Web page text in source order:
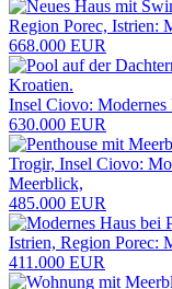
Region Porec, Istrien:
668.000 EUR
Insel Ciovo: Modernes
630.000 EUR
Trogir, Insel Ciovo:
Meerblick,
485.000 EUR
Istrien, Region Porec:
411.000 EUR